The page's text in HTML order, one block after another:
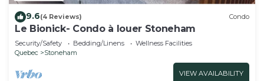
9.6(4 Reviews) Condo
Le Bionick- Condo à louer Stoneham
Security/Safety Bedding/Linens
Wellness Facilities
Quebec
Stoneham
VIEW AVAILABILITY